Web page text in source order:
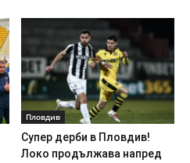
Пловдив
Супер дерби в Пловдив!
Локо продължава напред